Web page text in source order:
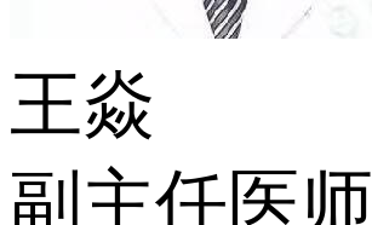
王焱
副主任医师